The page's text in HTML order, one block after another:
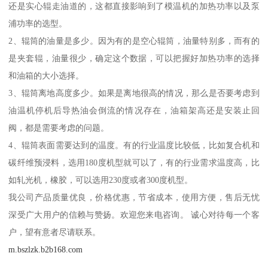
还是实心辊走油道的，这都直接影响到了模温机的加热功率以及泵
浦功率的选型。
2、辊筒的油量是多少。因为有的是空心辊筒，油量特别多，而有的
是夹套辊，油量很少，确定这个数据，可以把握好加热功率的选择
和油箱的大小选择。
3、辊筒离地高度多少。如果是离地很高的情况，那么是否要考虑到
油温机停机后导热油会倒流的情况存在，油箱架高还是安装止回
阀，都是需要考虑的问题。
4、辊筒表面需要达到的温度。有的行业温度比较低，比如复合机和
碳纤维预浸料，选用180度机型就可以了，有的行业需求温度高，比
如轧光机，橡胶，可以选用230度或者300度机型。
我公司产品质量优良，价格优惠，节省成本，使用方便，售后无忧
深受广大用户的信赖与赞扬。欢迎您来电咨询。 诚心对待每一个客
户，望有意者尽请联系。
m.bszlzk.b2b168.com